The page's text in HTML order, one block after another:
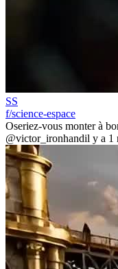
SS
f/science-espace
Oseriez-vous monter à
@victor_ironhandil y a 1